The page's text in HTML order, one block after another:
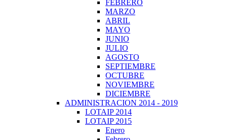
FEBRERO
MARZO
ABRIL
MAYO
JUNIO
JULIO
AGOSTO
SEPTIEMBRE
OCTUBRE
NOVIEMBRE
DICIEMBRE
ADMINISTRACION 2014 - 2019
LOTAIP 2014
LOTAIP 2015
Enero